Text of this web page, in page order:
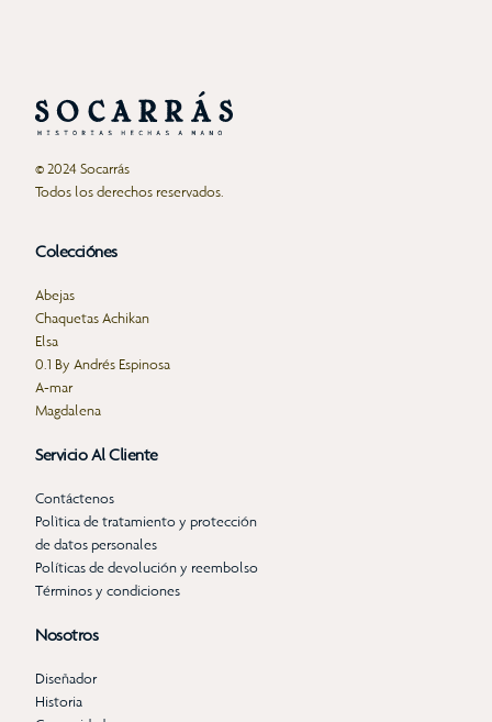
© 2024 Socarrás
Todos los derechos reservados.
Colecciónes
Abejas
Chaquetas Achikan
Elsa
0.1 By Andrés Espinosa
A-mar
Magdalena
Servicio Al Cliente
Contáctenos
Polìtica de tratamiento y protección
de datos personales
Políticas de devolución y reembolso
Términos y condiciones
Nosotros
Diseñador
Historia